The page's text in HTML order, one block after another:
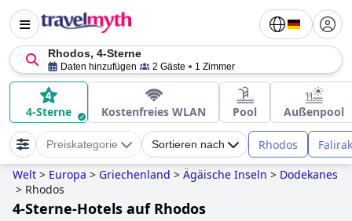
Rhodos, 4-Sterne
Daten hinzufügen 2 Gäste 1 Zimmer
4-Sterne Kostenfreies WLAN Pool Außenpool
Preiskategorie Sortieren nach Rhodos
Welt > Europa > Griechenland > Ägäische Inseln > Dodekanes
> Rhodos
4-Sterne-Hotels auf Rhodos